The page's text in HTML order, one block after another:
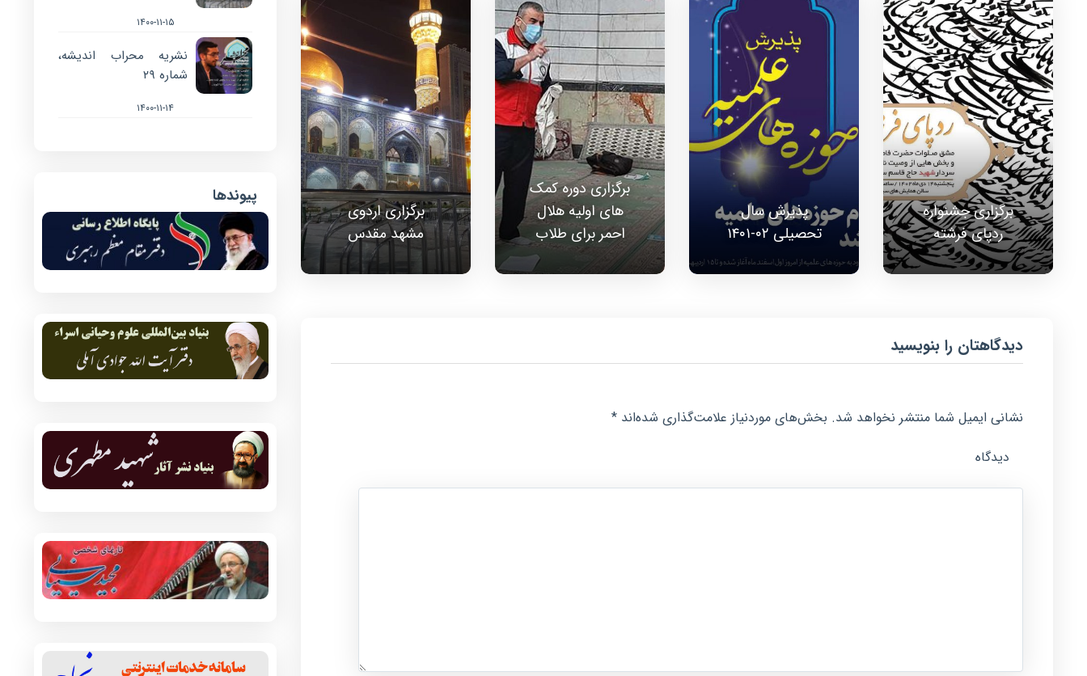
برگزاری جشنواره
ردپای فرشته
پذیرش سال
تحصیلی ۰۲-۱۴۰۱
برگزاری دوره کمک
های اولیه هلال
احمر برای طلاب
برگزاری اردوی
مشهد مقدس
دیدگاهتان را بنویسید
نشانی ایمیل شما منتشر نخواهد شد. بخش‌های موردنیاز علامت‌گذاری شده‌اند*
دیدگاه
۱۴۰۰-۱۱-۱۵
نشریه محراب اندیشه،
شماره ۲۹
۱۴۰۰-۱۱-۱۴
پیوندها